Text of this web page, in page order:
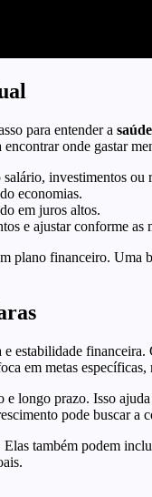
para entender a
onde gastar
investimentos ou
economias.
em juros altos.
e ajustar conforme as
plano financeiro. Uma
estabilidade
em metas
longo prazo. Isso
pode buscar a
também podem